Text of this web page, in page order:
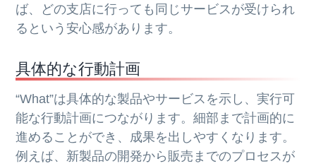
ば、どの支店に行っても同じサービスが受けられ
るという安心感があります。
具体的な行動計画
“What”は具体的な製品やサービスを示し、実行可
能な行動計画につながります。細部まで計画的に
進めることができ、成果を出しやすくなります。
例えば、新製品の開発から販売までのプロセスが